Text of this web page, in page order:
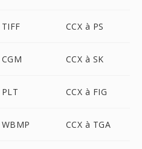
CCX à PS
CCX à SK
CCX à FIG
CCX à TGA